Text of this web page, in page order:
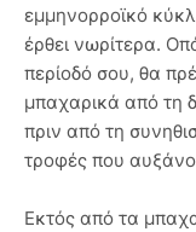
εμμηνορροϊκό
έρθει νωρίτερα.
περίοδό σου, θα
μπαχαρικά από τη
πριν από τη
τροφές που
Εκτός από τα